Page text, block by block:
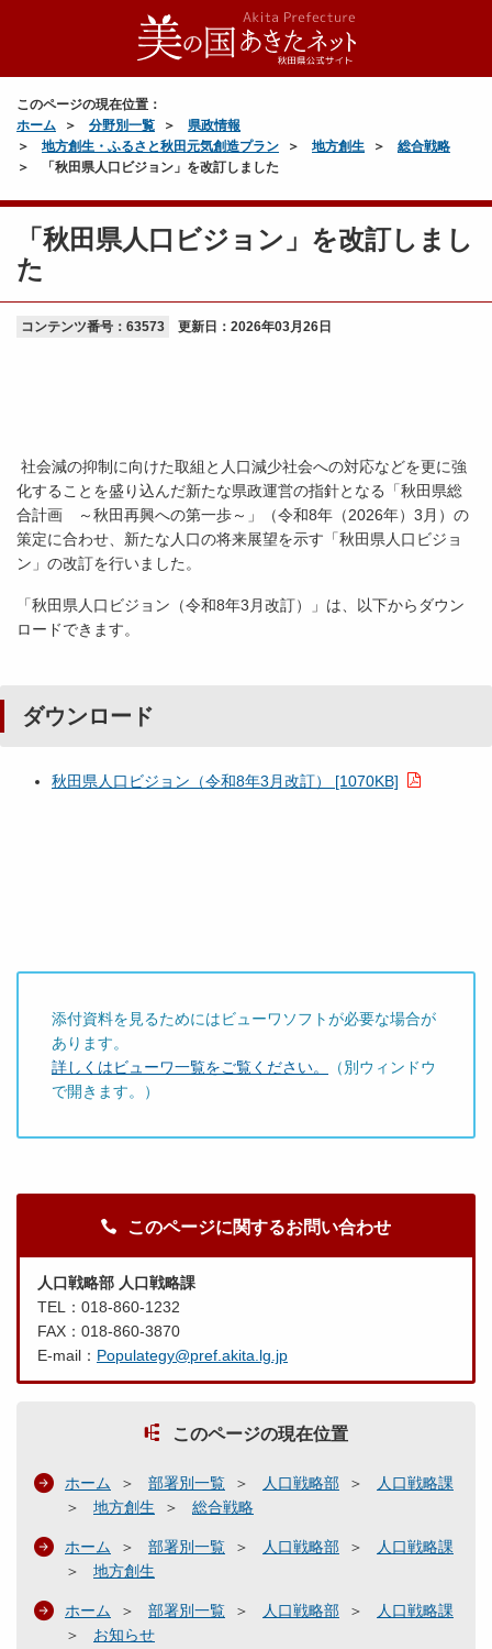
このページの現在位置：
ホーム
分野別一覧
県政情報
地方創生・ふるさと秋田元気創造プラン
地方創生
総合戦略
「秋田県人口ビジョン」を改訂しました
「秋田県人口ビジョン」を改訂しまし
た
コンテンツ番号：63573 更新日： 2026年03月26日
社会減の抑制に向けた取組と人口減少社会への対応などを更に強
化することを盛り込んだ新たな県政運営の指針となる「秋田県総
合計画 ～秋田再興への第一歩～」（令和8年（2026年）3月）の
策定に合わせ、新たな人口の将来展望を示す「秋田県人口ビジョ
ン」の改訂を行いました。
「秋田県人口ビジョン（令和8年3月改訂）」は、以下からダウン
ロードできます。
ダウンロード
秋田県人口ビジョン（令和8年3月改訂） [1070KB]
添付資料を見るためにはビューワソフトが必要な場合が
あります。
詳しくはビューワ一覧をご覧ください。
（別ウィンドウ
で開きます。）
このページに関するお問い合わせ
人口戦略部 人口戦略課
TEL：018-860-1232
FAX：018-860-3870
E-mail： Populategy@pref.akita.lg.jp
このページの現在位置
ホーム 部署別一覧 人口戦略部
人口戦略課
地方創生
総合戦略
ホーム 部署別一覧 人口戦略部
人口戦略課
地方創生
ホーム 部署別一覧 人口戦略部
人口戦略課
お知らせ